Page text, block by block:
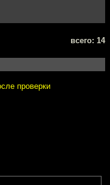
всего: 14
проверки